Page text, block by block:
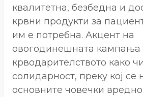
квалитетна, безбедна и
крвни продукти за
им е потребна. Акцент на
овогодинешната кампања
крводарителството како
солидарност, преку кој се
основните човечки